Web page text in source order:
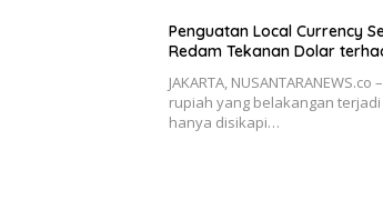
Penguatan Local Currency
Redam Tekanan Dolar
JAKARTA,
rupiah yang belakangan
hanya disikapi…